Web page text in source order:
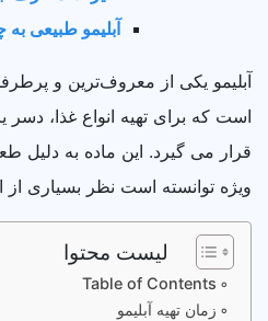
آبلیمو طبیعی
آبلیمو یکی از معروف‌ترین و
است که برای تهیه انواع غذا، دسر
قرار می‌ گیرد. این ماده به
ویژه توانسته است نظر بسیاری از
لیست محتوا
Table of Contents
زمان تهیه آبلیمو